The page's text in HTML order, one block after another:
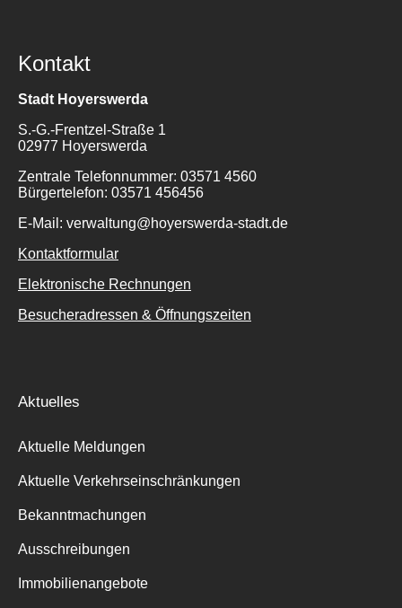
Kontakt
Stadt Hoyerswerda
S.-G.-Frentzel-Straße 1
02977 Hoyerswerda
Zentrale Telefonnummer: 03571 4560
Bürgertelefon: 03571 456456
E-Mail: verwaltung@hoyerswerda-stadt.de
Kontaktformular
Elektronische Rechnungen
Besucheradressen & Öffnungszeiten
Aktuelles
Aktuelle Meldungen
Aktuelle Verkehrseinschränkungen
Bekanntmachungen
Ausschreibungen
Immobilienangebote